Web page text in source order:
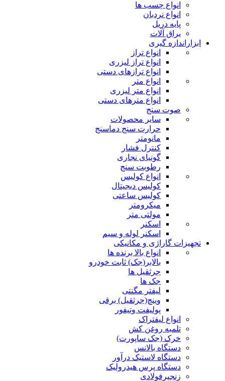
انواع چسب ها
انواع نردبان
پایه دریل
یراق آلات
ابزاراندازه گیری
انواع تراز
انواع تراز لیزری
انواع ترازهای دستی
انواع متر
انواع متر لیزری
انواع مترهای دستی
صوت سنج
سایر محصولات
حرارت سنج دماسنج
مانومتر
کنترل فشار
گونیای نجاری
رطوبت سنج
انواع کولیس
کولیس دیجیتال
کولیس ساعتی
میکرومتر
مولتی متر
اسکنر
اسکنر لوله و سیم
تجهیزات گاراژی و مکانیکی
انواع بالا برنده ها
بالابر(جک) ثابت خودرو
جرثقیل ها
جک ها
لیفتر مگنتی
وینچ(جرثقیل) برقی
پولیفت وتیفور
انواع لیفتراک
تلمبه روغن کش
خرک (جک ساپورت)
دستگاه بالانس
دستگاه لاستیک درآور
دستگاه پرس هیدرولیک
زنجیرفولادی